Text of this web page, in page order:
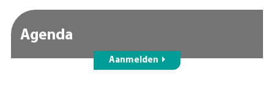
Agenda
Aanmelden